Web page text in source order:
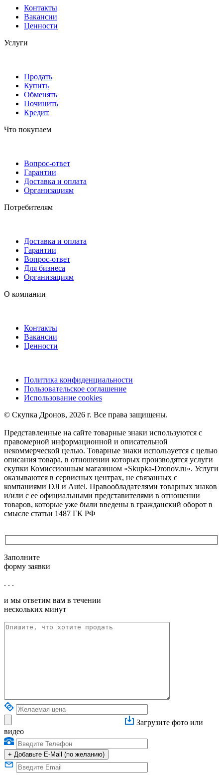
Контакты
Вакансии
Ценности
Услуги
Продать
Купить
Обменять
Починить
Кредит
Что покупаем
Вопрос-ответ
Гарантии
Доставка и оплата
Организациям
Потребителям
Доставка и оплата
Гарантии
Вопрос-ответ
Для бизнеса
Организациям
О компании
Контакты
Вакансии
Ценности
Политика конфиденциальности
Пользовательское соглашение
Использование cookies
©️ Скупка Дронов, 2026 г. Все права защищены.
Представленные на сайте товарные знаки используются с
правомерной информационной и описательной
некоммерческой целью. Товарные знаки используется с целью
описания товара, в отношении которых производятся услуги
скупки Комиссионным магазином «Skupka-Dronov.ru». Услуги
оказываются в сервисных центрах, не связанных с
компаниями DJI и Autel. Правообладателями товарных знаков
и/или с ее официальными представителями в отношении
товаров, которые уже были введены в гражданский оборот в
смысле статьи 1487 ГК РФ
Заполните
форму заявки
. . .
и мы ответим вам в течении
нескольких минут
Загрузите фото или
видео
+ Добавьте E-Mail (по желанию)